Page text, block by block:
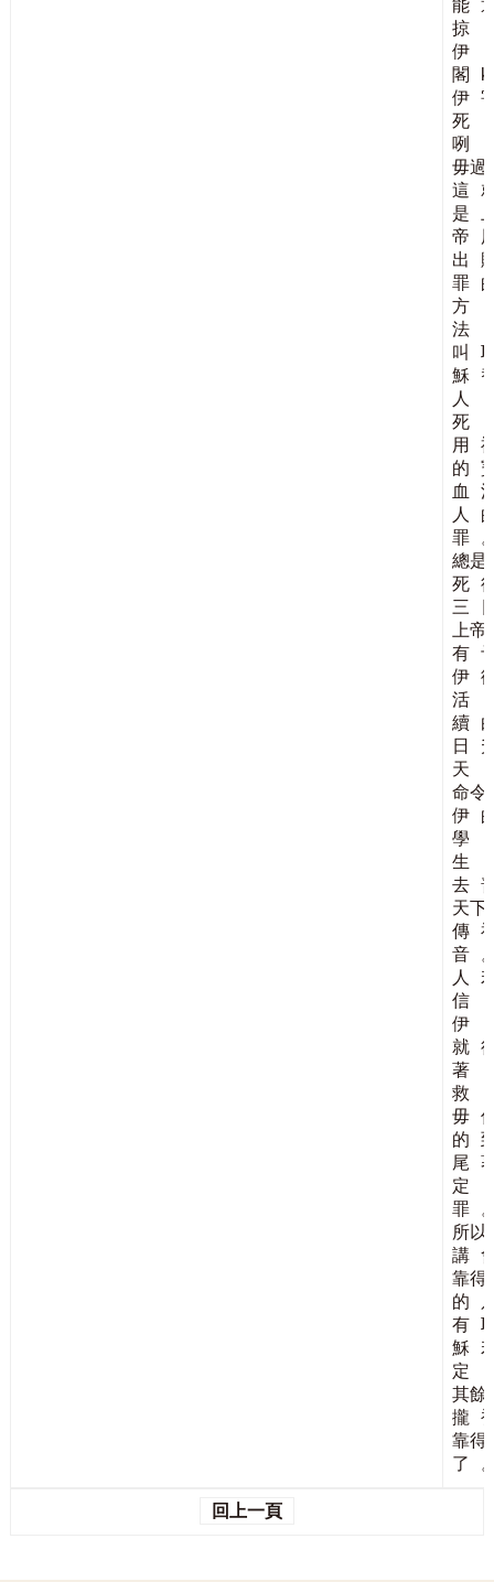
能
掠
伊
閣
伊
死
咧
毋過
這
是
帝
出
罪
方
法
叫
穌
人
死
用
的
血
人
罪
總是
死
三
上帝
有
伊
活
續
日
天
命令
伊
學
生
去
天下
傳
音
人
信
伊
就
著
救
毋
的
尾
定
罪
所以
講
靠得
的
有
穌
定
其餘
攏
靠得
了
回上一頁